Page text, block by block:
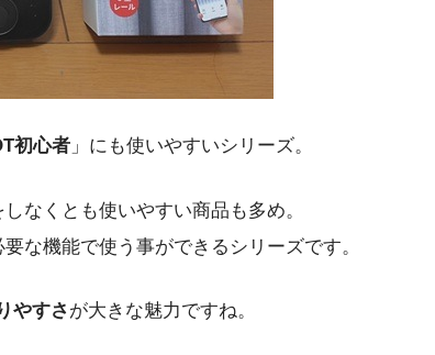
初心者 」にも使いやすいシリーズ。
なくとも使いやすい商品も多め。
な機能で使う事ができるシリーズです。
やすさ が大きな魅力ですね。